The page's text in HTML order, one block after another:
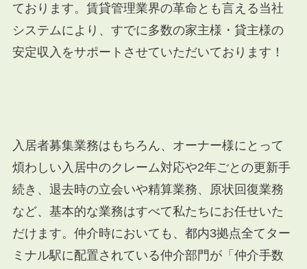
ております。賃貸管理業界の革命とも言える当社
システムにより、すでに多数の家主様・貸主様の
安定収入をサポートさせていただいております！
入居者募集業務はもちろん、オーナー様にとって
煩わしい入居中のクレーム対応や2年ごとの更新手
続き、退去時の立会いや精算業務、原状回復業務
など、基本的な業務はすべて私たちにお任せいた
だけます。仲介時においても、都内3拠点全てター
ミナル駅に配置されている仲介部門が「仲介手数